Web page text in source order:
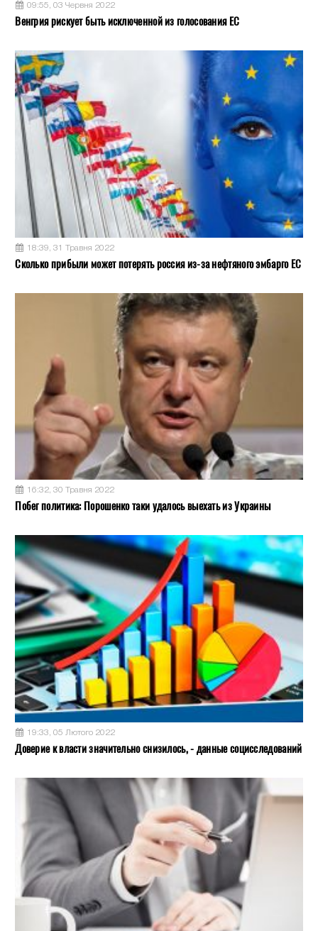
09:55, 03 Червня 2022
Венгрия рискует быть исключенной из голосования ЕС
18:39, 31 Травня 2022
Сколько прибыли может потерять россия из-за нефтяного эмбарго ЕС
16:32, 30 Травня 2022
Побег политика: Порошенко таки удалось выехать из Украины
19:33, 05 Лютого 2022
Доверие к власти значительно снизилось, - данные социсследований